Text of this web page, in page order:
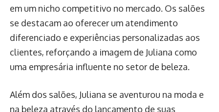
em um nicho competitivo no mercado. Os salões
se destacam ao oferecer um atendimento
diferenciado e experiências personalizadas aos
clientes, reforçando a imagem de Juliana como
uma empresária influente no setor de beleza.
Além dos salões, Juliana se aventurou na moda e
na beleza através do lançamento de suas